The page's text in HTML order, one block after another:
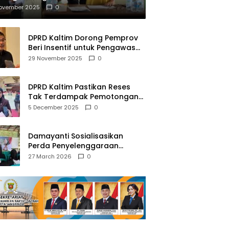
NAPZA
2025 0
DPRD Kaltim Dorong Pemprov
Beri Insentif untuk Pengawas
Madrasah dan Pendidikan
29 November 2025 0
DPRD Kaltim Pastikan Reses
Tak Terdampak Pemotongan
Transfer Dana Pusat
5 December 2025 0
Damayanti Sosialisasikan
Perda Penyelenggaraan
Pendidikan Pancasila dan
27 March 2026 0